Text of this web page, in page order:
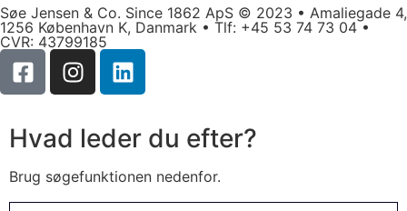
Søe Jensen & Co. Since 1862 ApS © 2023 • Amaliegade 4,
1256 København K, Danmark • Tlf: +45 53 74 73 04 •
CVR: 43799185
Hvad leder du efter?
Brug søgefunktionen nedenfor.